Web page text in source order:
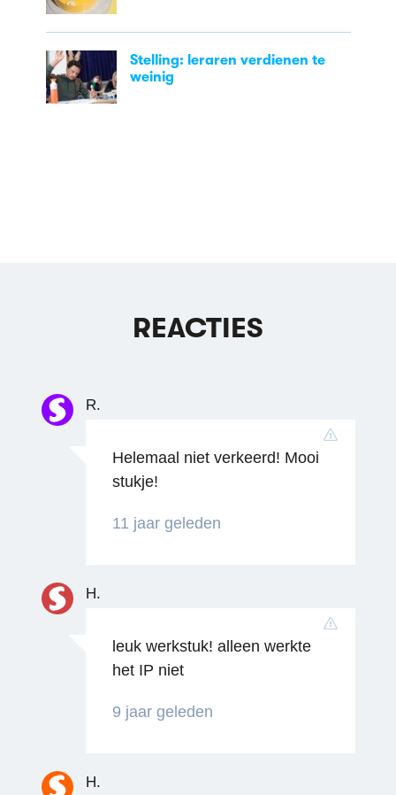
Stelling: leraren verdienen te
weinig
REACTIES
R.
Helemaal niet verkeerd! Mooi
stukje!
11 jaar geleden
H.
leuk werkstuk! alleen werkte
het IP niet
9 jaar geleden
H.